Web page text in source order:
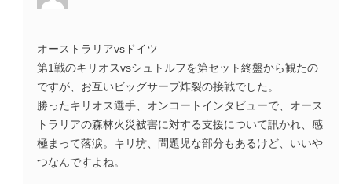
オーストラリアvsドイツ
第1戦のキリオスvsシュトルフを第セット終盤から観たの
ですが、お互いビッグサーブ炸裂の接戦でした。
勝ったキリオス選手、オンコートインタビューで、オース
トラリアの森林火災被害に対する支援について訊かれ、感
極まって落涙。キリ坊、問題児な部分もあるけど、いいや
つなんですよね。